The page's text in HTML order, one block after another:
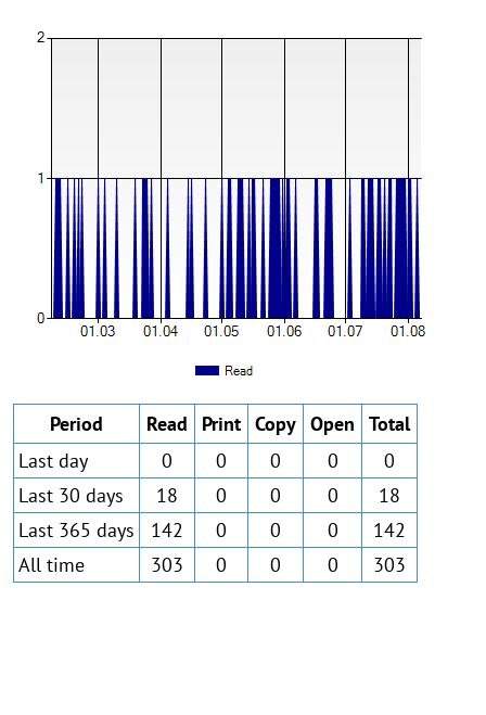
Period Read Print Copy Open
Total
Last day
0 0 0 0
0
Last 30 days
18 0 0 0
18
Last 365 days
142 0 0 0
142
All time
303 0 0 0 303